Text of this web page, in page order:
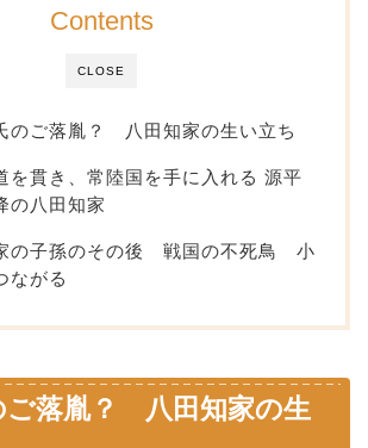
CLOSE
Contents
のご落胤？ 八田知家の生い立ち
を貫き、常陸国を手に入れる 源平
の八田知家
の子孫のその後 戦国の不死鳥 小
ながる
ご落胤？ 八田知家の生